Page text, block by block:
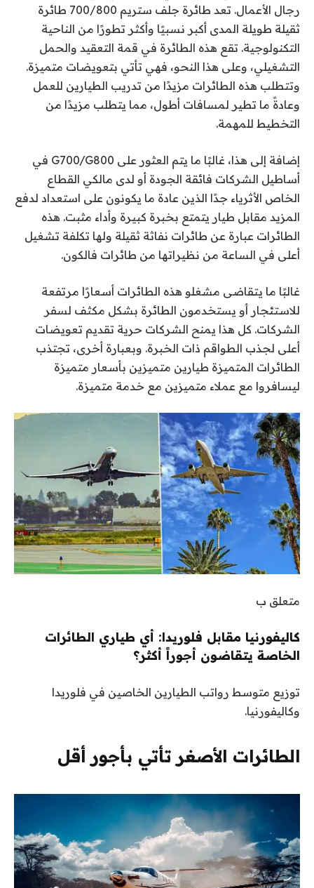
رجال الأعمال. تعد طائرة جلف ستريم 700/800 طائرة
ثقيلة طويلة المدى أكبر نسبيًا وأكثر تطورًا من الناحية
التكنولوجية. تقع هذه الطائرة في قمة التعقيد والحمل
التشغيلي، وعلى هذا النحو، فهي تأتي بتعويضات متميزة.
وتتطلب هذه الطائرات مزيدًا من تدريب الطيارين للعمل
وعادةً ما تطير لمسافات أطول، مما يتطلب مزيدًا من
التخطيط للمهمة.
إضافة إلى هذا،
غالبًا ما يتم العثور على G700/G800 في
أساطيل الشركات فائقة الجودة أو لدى مالكي القطاع
الخاص الأثرياء جدًا الذين عادة ما يكونون على استعداد لدفع
المزيد مقابل طيار يتمتع بخبرة كبيرة وأداء مثبت. هذه
الطائرات عبارة عن طائرات نفاثة ثقيلة ولها تكلفة تشغيل
أعلى في الساعة من نظيراتها من طائرات فالكون.
غالبًا ما يتقاضى مشغلو هذه الطائرات أسعارًا مرتفعة
للاستئجار أو يستخدمون الطائرة بشكل مكثف لسفر
الشركات. كل هذا يمنح الشركات حرية تقديم تعويضات
أعلى لجذب الطواقم ذات الخبرة. وبعبارة أخرى، تجتذب
الطائرات المتميزة طيارين متميزين بأسعار متميزة
ليسافروا مع عملاء متميزين مع خدمة متميزة.
متعلق ب
كاليفورنيا مقابل فلوريدا: أي طياري الطائرات
الخاصة يتقاضون أجوراً أكثر؟
توزيع متوسط ​​رواتب الطيارين الخاصين في فلوريدا
وكاليفورنيا.
الطائرات الأصغر تأتي بأجور أقل